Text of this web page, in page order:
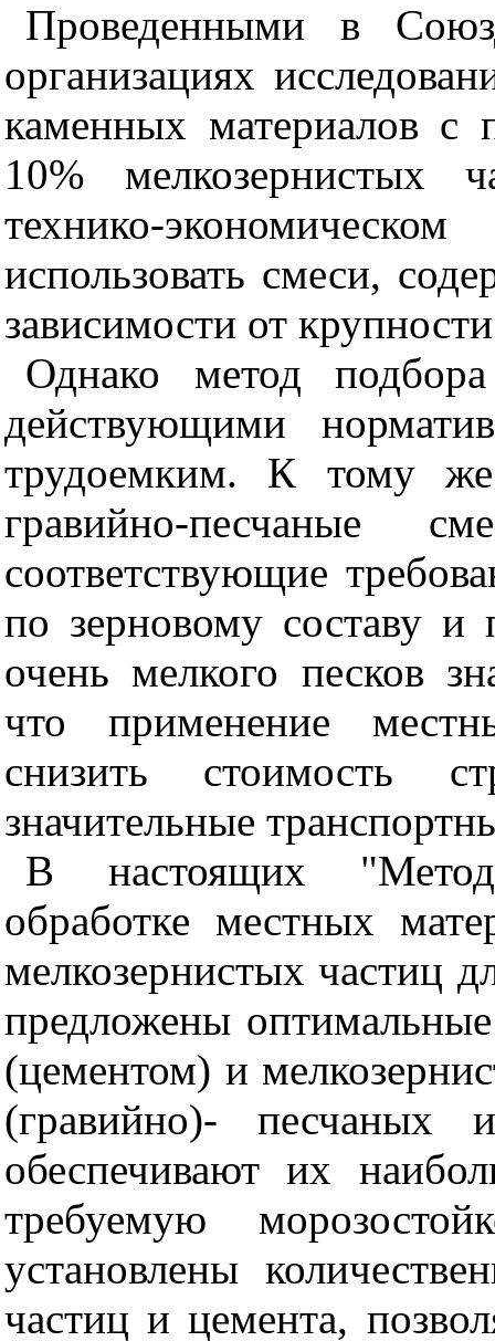
Проведенными в
организациях
каменных материалов с
10% мелкозернистых
технико-
использовать смеси,
зависимости от
Однако метод
действующими
трудоемким. К тому
гравийно-песчаные
соответствующие
по зерновому составу и
очень мелкого песков
что применение
снизить стоимость
значительные
В настоящих
обработке местных
мелкозернистых частиц
предложены
(цементом) и
(гравийно)- песчаных
обеспечивают их
требуемую
установлены
частиц и цемента,